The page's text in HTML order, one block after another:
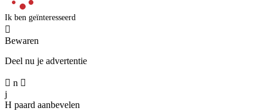
Ik ben geïnteresseerd

Bewaren
Deel nu je advertentie
 n 
j
H paard aanbevelen